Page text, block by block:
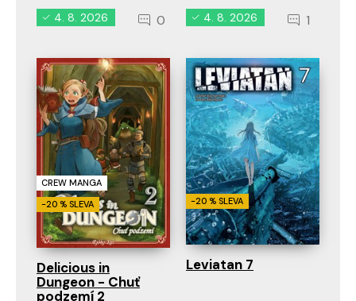
4. 8. 2026 0 4. 8. 2026 1
CREW MANGA
-20 % SLEVA
Delicious in
Dungeon - Chuť
podzemí 2
-20 % SLEVA
Leviatan 7